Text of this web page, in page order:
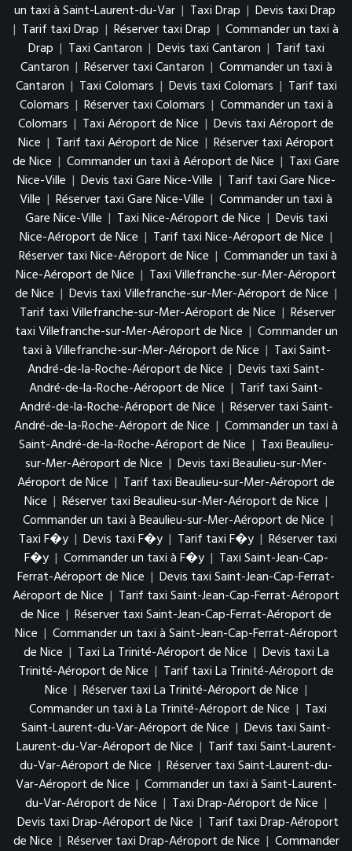
un taxi à Saint-Laurent-du-Var | Taxi Drap | Devis taxi Drap
| Tarif taxi Drap | Réserver taxi Drap | Commander un taxi à
Drap | Taxi Cantaron | Devis taxi Cantaron | Tarif taxi
Cantaron | Réserver taxi Cantaron | Commander un taxi à
Cantaron | Taxi Colomars | Devis taxi Colomars | Tarif taxi
Colomars | Réserver taxi Colomars | Commander un taxi à
Colomars | Taxi Aéroport de Nice | Devis taxi Aéroport de
Nice | Tarif taxi Aéroport de Nice | Réserver taxi Aéroport
de Nice | Commander un taxi à Aéroport de Nice | Taxi Gare
Nice-Ville | Devis taxi Gare Nice-Ville | Tarif taxi Gare Nice-
Ville | Réserver taxi Gare Nice-Ville | Commander un taxi à
Gare Nice-Ville | Taxi Nice-Aéroport de Nice | Devis taxi
Nice-Aéroport de Nice | Tarif taxi Nice-Aéroport de Nice |
Réserver taxi Nice-Aéroport de Nice | Commander un taxi à
Nice-Aéroport de Nice | Taxi Villefranche-sur-Mer-Aéroport
de Nice | Devis taxi Villefranche-sur-Mer-Aéroport de Nice |
Tarif taxi Villefranche-sur-Mer-Aéroport de Nice | Réserver
taxi Villefranche-sur-Mer-Aéroport de Nice | Commander un
taxi à Villefranche-sur-Mer-Aéroport de Nice | Taxi Saint-
André-de-la-Roche-Aéroport de Nice | Devis taxi Saint-
André-de-la-Roche-Aéroport de Nice | Tarif taxi Saint-
André-de-la-Roche-Aéroport de Nice | Réserver taxi Saint-
André-de-la-Roche-Aéroport de Nice | Commander un taxi à
Saint-André-de-la-Roche-Aéroport de Nice | Taxi Beaulieu-
sur-Mer-Aéroport de Nice | Devis taxi Beaulieu-sur-Mer-
Aéroport de Nice | Tarif taxi Beaulieu-sur-Mer-Aéroport de
Nice | Réserver taxi Beaulieu-sur-Mer-Aéroport de Nice |
Commander un taxi à Beaulieu-sur-Mer-Aéroport de Nice |
Taxi F�y | Devis taxi F�y | Tarif taxi F�y | Réserver taxi
F�y | Commander un taxi à F�y | Taxi Saint-Jean-Cap-
Ferrat-Aéroport de Nice | Devis taxi Saint-Jean-Cap-Ferrat-
Aéroport de Nice | Tarif taxi Saint-Jean-Cap-Ferrat-Aéroport
de Nice | Réserver taxi Saint-Jean-Cap-Ferrat-Aéroport de
Nice | Commander un taxi à Saint-Jean-Cap-Ferrat-Aéroport
de Nice | Taxi La Trinité-Aéroport de Nice | Devis taxi La
Trinité-Aéroport de Nice | Tarif taxi La Trinité-Aéroport de
Nice | Réserver taxi La Trinité-Aéroport de Nice |
Commander un taxi à La Trinité-Aéroport de Nice | Taxi
Saint-Laurent-du-Var-Aéroport de Nice | Devis taxi Saint-
Laurent-du-Var-Aéroport de Nice | Tarif taxi Saint-Laurent-
du-Var-Aéroport de Nice | Réserver taxi Saint-Laurent-du-
Var-Aéroport de Nice | Commander un taxi à Saint-Laurent-
du-Var-Aéroport de Nice | Taxi Drap-Aéroport de Nice |
Devis taxi Drap-Aéroport de Nice | Tarif taxi Drap-Aéroport
de Nice | Réserver taxi Drap-Aéroport de Nice | Commander